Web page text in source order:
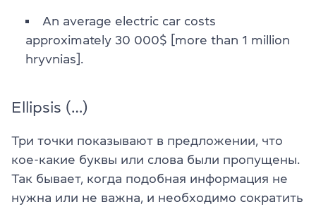
An average electric car costs
approximately 30 000$ [more than 1 million
hryvnias].
Ellipsis (…)
Три точки показывают в предложении, что
кое-какие буквы или слова были пропущены.
Так бывает, когда подобная информация не
нужна или не важна, и необходимо сократить